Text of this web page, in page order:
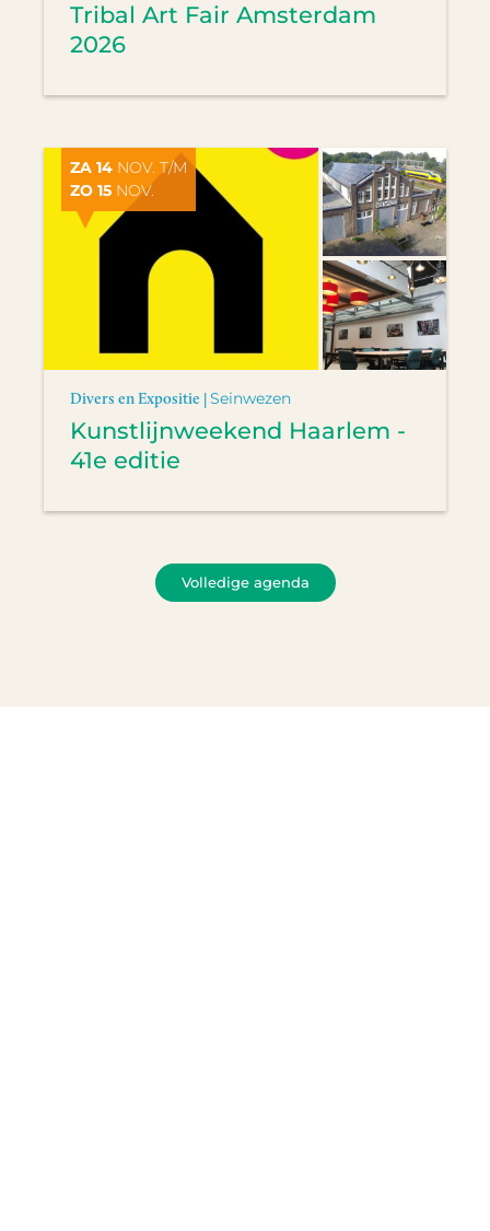
Tribal Art Fair Amsterdam
2026
ZA 14 NOV. T/M
ZO 15 NOV.
Divers en Expositie |Seinwezen
Kunstlijnweekend Haarlem -
41e editie
Volledige agenda